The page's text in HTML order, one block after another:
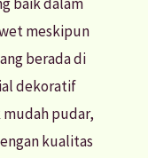
baik dalam
meskipun
berada di
dekoratif
pudar,
kualitas